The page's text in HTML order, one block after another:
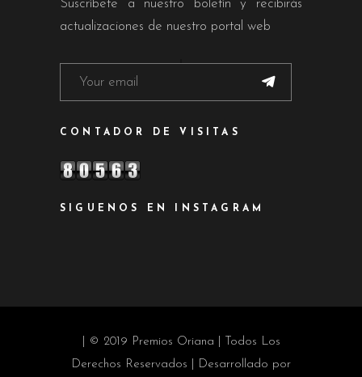
Suscríbete a nuestro boletín y recibirás
actualizaciones de nuestro portal web
CONTADOR DE VISITAS
SIGUENOS EN INSTAGRAM
| © 2019 Premios Oriana | Todos Los
Derechos Reservados | Desarrollado por